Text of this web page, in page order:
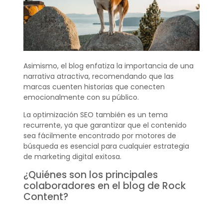
Asimismo, el blog enfatiza la importancia de una
narrativa atractiva, recomendando que las
marcas cuenten historias que conecten
emocionalmente con su público.
La optimización SEO también es un tema
recurrente, ya que garantizar que el contenido
sea fácilmente encontrado por motores de
búsqueda es esencial para cualquier estrategia
de marketing digital exitosa.
¿Quiénes son los principales
colaboradores en el blog de Rock
Content?